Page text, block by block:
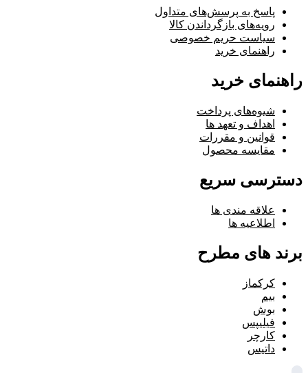
پاسخ به پرسش‌های متداول
رویه‌های بازگرداندن کالا
سیاست حریم خصوصی
راهنمای خرید
راهنمای خرید
شیوه‌های پرداخت
اهداف و تعهد ها
قوانین و مقررات
مقایسه محصول
دسترسی سریع
علاقه مندی ها
اطلاعیه ها
برند های مطرح
کرکماز
بیم
بوش
فیلیپس
کارچر
داتیس